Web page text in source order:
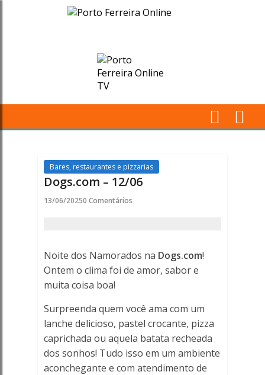
Dogs.com
12/06
Online
-
Ferreira
Online
Bares, restaurantes e pizzarias
Dogs.com – 12/06
13/06/20250 Comentários
Noite dos Namorados na Dogs.com!
Ontem o clima foi de amor, sabor e
muita coisa boa!
Surpreenda quem você ama com um
lanche delicioso, pastel crocante, pizza
caprichada ou aquela batata recheada
dos sonhos! Tudo isso em um ambiente
aconchegante e com atendimento de